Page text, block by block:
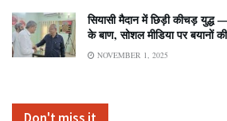
सियासी मैदान में छिड़ी कीचड़
के बाण, सोशल मीडिया पर बयानों
NOVEMBER 1, 2025
Don't miss it